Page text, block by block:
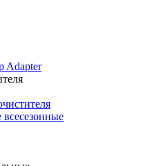
Adapter
всесезонные